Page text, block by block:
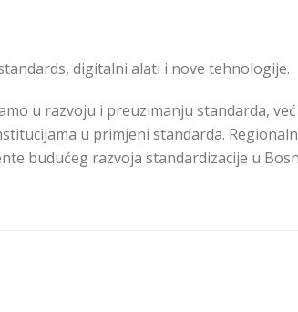
digitalni alati i nove tehnologije.
u razvoju i preuzimanju standarda,
u primjeni standarda.
budućeg razvoja standardizacije u